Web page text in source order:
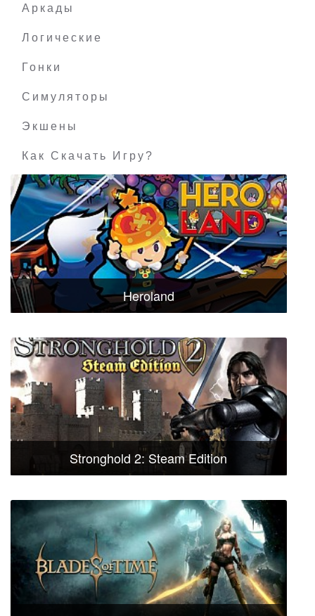
Аркады
Логические
Гонки
Симуляторы
Экшены
Как Скачать Игру?
Heroland
Stronghold 2: Steam Edition